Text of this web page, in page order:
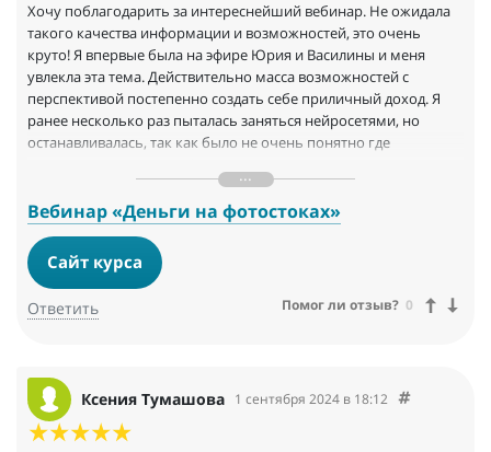
Хочу поблагодарить за интереснейший вебинар. Не ожидала
такого качества информации и возможностей, это очень
круто! Я впервые была на эфире Юрия и Василины и меня
увлекла эта тема. Действительно масса возможностей с
перспективой постепенно создать себе приличный доход. Я
ранее несколько раз пыталась заняться нейросетями, но
останавливалась, так как было не очень понятно где
система от теории до востребованной реализации.Прямо на
Эфире повторила за Юрием процесс создания изображения и
получилось очень здорово. Это действительно просто и очень
интересно. Спасибо!
Вебинар «Деньги на фотостоках»
Сайт курса
Ответить Помог ли отзыв? 0
Ксения Тумашова 1 сентября 2024 в 18:12